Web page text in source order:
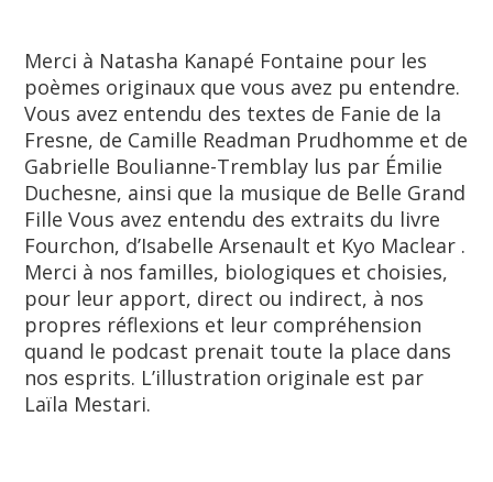
Merci à Natasha Kanapé Fontaine pour les
poèmes originaux que vous avez pu entendre.
Vous avez entendu des textes de Fanie de la
Fresne, de Camille Readman Prudhomme et de
Gabrielle Boulianne-Tremblay lus par Émilie
Duchesne, ainsi que la musique de Belle Grand
Fille Vous avez entendu des extraits du livre
Fourchon, d’Isabelle Arsenault et Kyo Maclear .
Merci à nos familles, biologiques et choisies,
pour leur apport, direct ou indirect, à nos
propres réflexions et leur compréhension
quand le podcast prenait toute la place dans
nos esprits. L’illustration originale est par
Laïla Mestari.